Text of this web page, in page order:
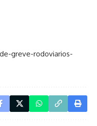
greve-rodoviarios-